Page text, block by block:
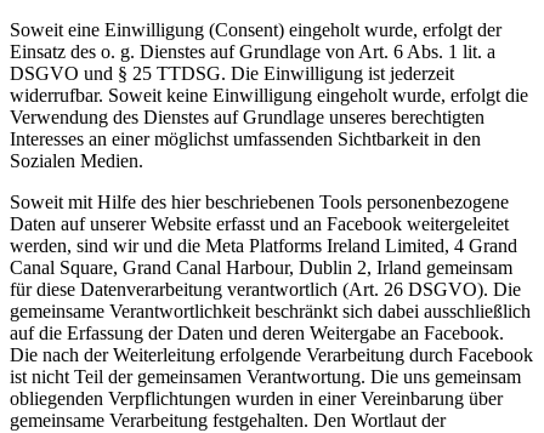
Soweit eine Einwilligung (Consent) eingeholt wurde, erfolgt der
Einsatz des o. g. Dienstes auf Grundlage von Art. 6 Abs. 1 lit. a
DSGVO und § 25 TTDSG. Die Einwilligung ist jederzeit
widerrufbar. Soweit keine Einwilligung eingeholt wurde, erfolgt die
Verwendung des Dienstes auf Grundlage unseres berechtigten
Interesses an einer möglichst umfassenden Sichtbarkeit in den
Sozialen Medien.
Soweit mit Hilfe des hier beschriebenen Tools personenbezogene
Daten auf unserer Website erfasst und an Facebook weitergeleitet
werden, sind wir und die Meta Platforms Ireland Limited, 4 Grand
Canal Square, Grand Canal Harbour, Dublin 2, Irland gemeinsam
für diese Datenverarbeitung verantwortlich (Art. 26 DSGVO). Die
gemeinsame Verantwortlichkeit beschränkt sich dabei ausschließlich
auf die Erfassung der Daten und deren Weitergabe an Facebook.
Die nach der Weiterleitung erfolgende Verarbeitung durch Facebook
ist nicht Teil der gemeinsamen Verantwortung. Die uns gemeinsam
obliegenden Verpflichtungen wurden in einer Vereinbarung über
gemeinsame Verarbeitung festgehalten. Den Wortlaut der